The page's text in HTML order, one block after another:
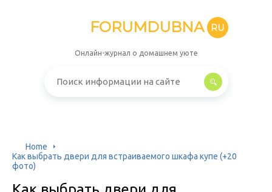
FORUMDUBNA RU
Онлайн-журнал о домашнем уюте
Home
Как выбрать двери для встраиваемого шкафа купе (+20
фото)